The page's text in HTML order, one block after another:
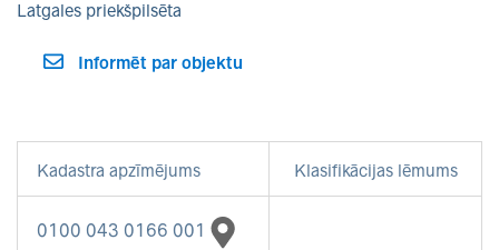
Latgales priekšpilsēta
Informēt par objektu
Kadastra apzīmējums Klasifikācijas lēmums
0100 043 0166 001